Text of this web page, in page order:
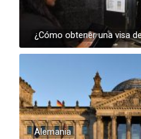
¿Cómo obtener una visa
Alemania